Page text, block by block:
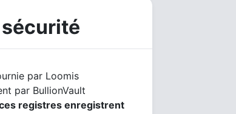
par Loomis
par BullionVault
registres enregistrent